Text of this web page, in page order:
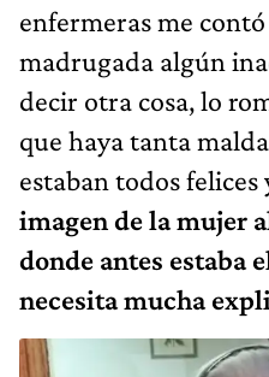
enfermeras me
madrugada algún
decir otra cosa, lo
que haya tanta
estaban todos felices
imagen de la mujer
donde antes estaba
necesita mucha